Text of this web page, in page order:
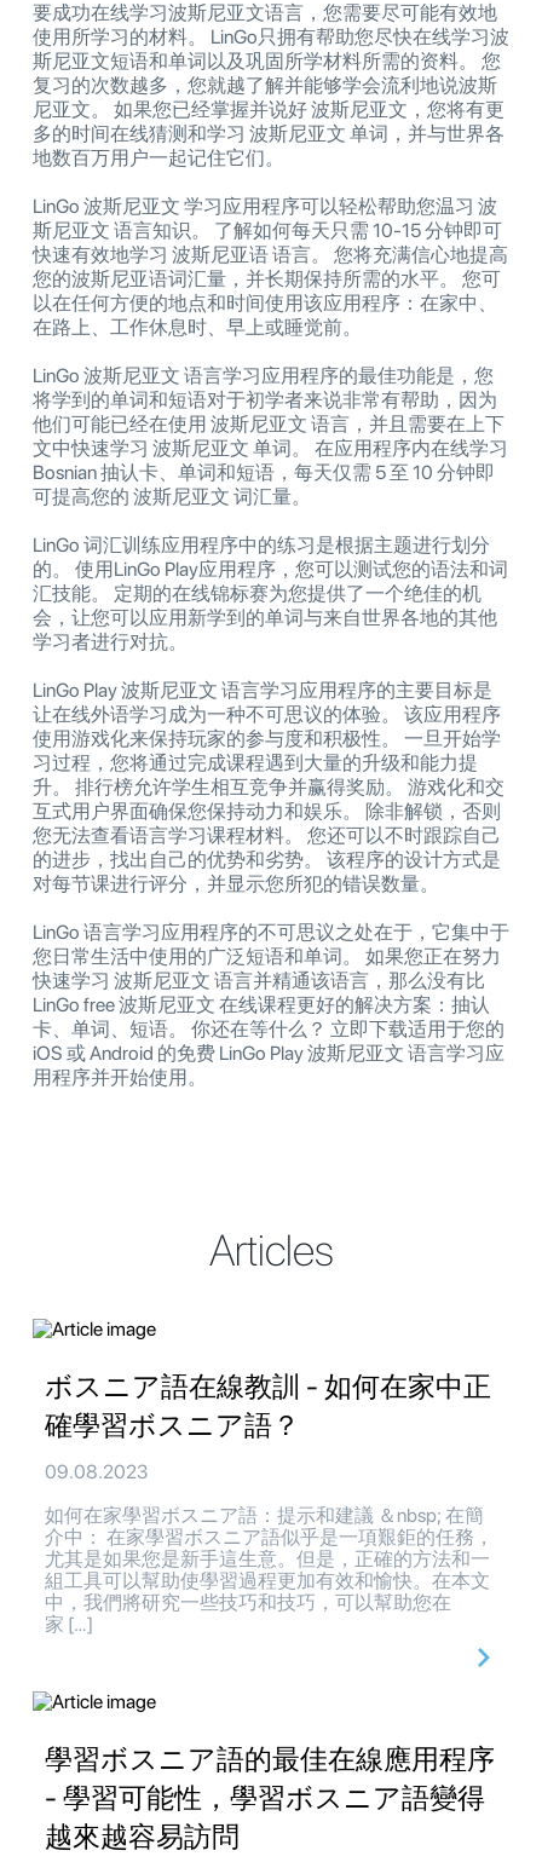
要成功在线学习波斯尼亚文语言，您需要尽可能有效地
使用所学习的材料。 LinGo只拥有帮助您尽快在线学习波
斯尼亚文短语和单词以及巩固所学材料所需的资料。 您
复习的次数越多，您就越了解并能够学会流利地说波斯
尼亚文。 如果您已经掌握并说好 波斯尼亚文，您将有更
多的时间在线猜测和学习 波斯尼亚文 单词，并与世界各
地数百万用户一起记住它们。
LinGo 波斯尼亚文 学习应用程序可以轻松帮助您温习 波
斯尼亚文 语言知识。 了解如何每天只需 10-15 分钟即可
快速有效地学习 波斯尼亚语 语言。 您将充满信心地提高
您的波斯尼亚语词汇量，并长期保持所需的水平。 您可
以在任何方便的地点和时间使用该应用程序：在家中、
在路上、工作休息时、早上或睡觉前。
LinGo 波斯尼亚文 语言学习应用程序的最佳功能是，您
将学到的单词和短语对于初学者来说非常有帮助，因为
他们可能已经在使用 波斯尼亚文 语言，并且需要在上下
文中快速学习 波斯尼亚文 单词。 在应用程序内在线学习
Bosnian 抽认卡、单词和短语，每天仅需 5 至 10 分钟即
可提高您的 波斯尼亚文 词汇量。
LinGo 词汇训练应用程序中的练习是根据主题进行划分
的。 使用LinGo Play应用程序，您可以测试您的语法和词
汇技能。 定期的在线锦标赛为您提供了一个绝佳的机
会，让您可以应用新学到的单词与来自世界各地的其他
学习者进行对抗。
LinGo Play 波斯尼亚文 语言学习应用程序的主要目标是
让在线外语学习成为一种不可思议的体验。 该应用程序
使用游戏化来保持玩家的参与度和积极性。 一旦开始学
习过程，您将通过完成课程遇到大量的升级和能力提
升。 排行榜允许学生相互竞争并赢得奖励。 游戏化和交
互式用户界面确保您保持动力和娱乐。 除非解锁，否则
您无法查看语言学习课程材料。 您还可以不时跟踪自己
的进步，找出自己的优势和劣势。 该程序的设计方式是
对每节课进行评分，并显示您所犯的错误数量。
LinGo 语言学习应用程序的不可思议之处在于，它集中于
您日常生活中使用的广泛短语和单词。 如果您正在努力
快速学习 波斯尼亚文 语言并精通该语言，那么没有比
LinGo free 波斯尼亚文 在线课程更好的解决方案：抽认
卡、单词、短语。 你还在等什么？ 立即下载适用于您的
iOS 或 Android 的免费 LinGo Play 波斯尼亚文 语言学习应
用程序并开始使用。
Articles
ボスニア語在線教訓 - 如何在家中正
確學習ボスニア語？
09.08.2023
如何在家學習ボスニア語：提示和建議 ＆nbsp; 在簡
介中： 在家學習ボスニア語似乎是一項艱鉅的任務，
尤其是如果您是新手這生意。但是，正確的方法和一
組工具可以幫助使學習過程更加有效和愉快。在本文
中，我們將研究一些技巧和技巧，可以幫助您在
家 […]
學習ボスニア語的最佳在線應用程序
- 學習可能性，學習ボスニア語變得
越來越容易訪問